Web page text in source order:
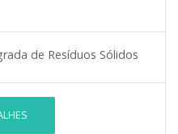
de Resíduos Sólidos